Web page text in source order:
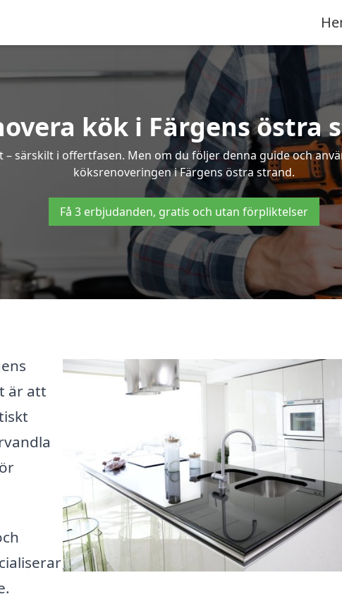
kök i Färgens östra
särskilt i offertfasen. Men om du följer denna guide och
köksrenoveringen i Färgens östra strand.
Få 3 erbjudanden, gratis och utan förpliktelser
är att